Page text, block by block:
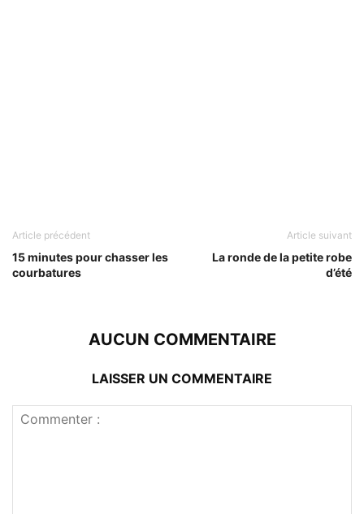
Article précédent
15 minutes pour chasser les
courbatures
Article suivant
La ronde de la petite robe
d’été
AUCUN COMMENTAIRE
LAISSER UN COMMENTAIRE